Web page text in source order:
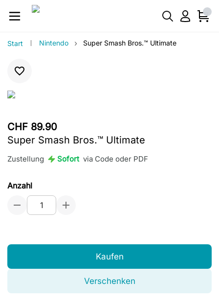
Start Nintendo › Super Smash Bros.™ Ultimate
CHF 89.90
Super Smash Bros.™ Ultimate
Zustellung Sofort via Code oder PDF
Anzahl
Kaufen
Verschenken